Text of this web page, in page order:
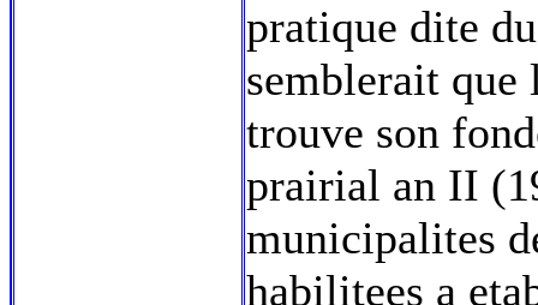
pratique dite
semblerait
trouve son
prairial an II
municipalites
habilitees a